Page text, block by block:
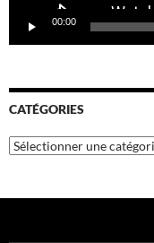
00:00
CATÉGORIES
Catégories